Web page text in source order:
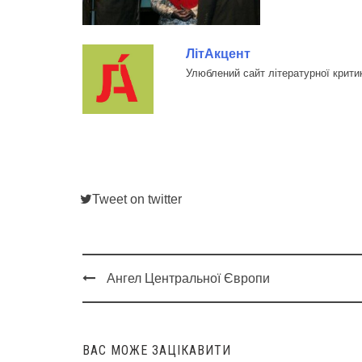
ЛітАкцент
Улюблений сайт літературної
Tweet on twitter
Post
Ангел Центральної Європи
ВАС МОЖЕ ЗАЦІКАВИТИ